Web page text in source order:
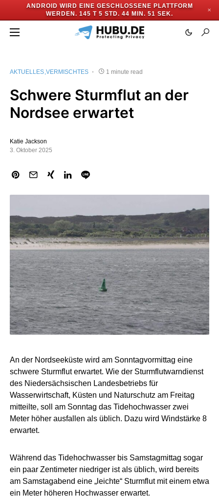
ANDROID WIRD EINE GESCHLOSSENE PLATTFORM
WERDEN. 145 T 5 STD. 44 MIN. 50 SEK.
✕
AKTUELLES VERMISCHTES 1 minute read
Schwere Sturmflut an der
Nordsee erwartet
Katie Jackson
3. Oktober 2025
An der Nordseeküste wird am Sonntagvormittag eine
schwere Sturmflut erwartet. Wie der Sturmflutwarndienst
des Niedersächsischen Landesbetriebs für
Wasserwirtschaft, Küsten und Naturschutz am Freitag
mitteilte, soll am Sonntag das Tidehochwasser zwei
Meter höher ausfallen als üblich. Dazu wird Windstärke 8
erwartet.
Während das Tidehochwasser bis Samstagmittag sogar
ein paar Zentimeter niedriger ist als üblich, wird bereits
am Samstagabend eine „leichte“ Sturmflut mit einem etwa
ein Meter höheren Hochwasser erwartet.